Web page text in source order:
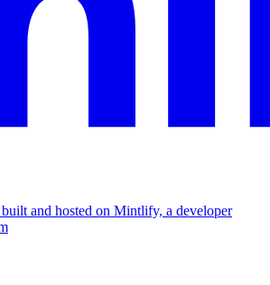
and hosted on Mintlify, a developer